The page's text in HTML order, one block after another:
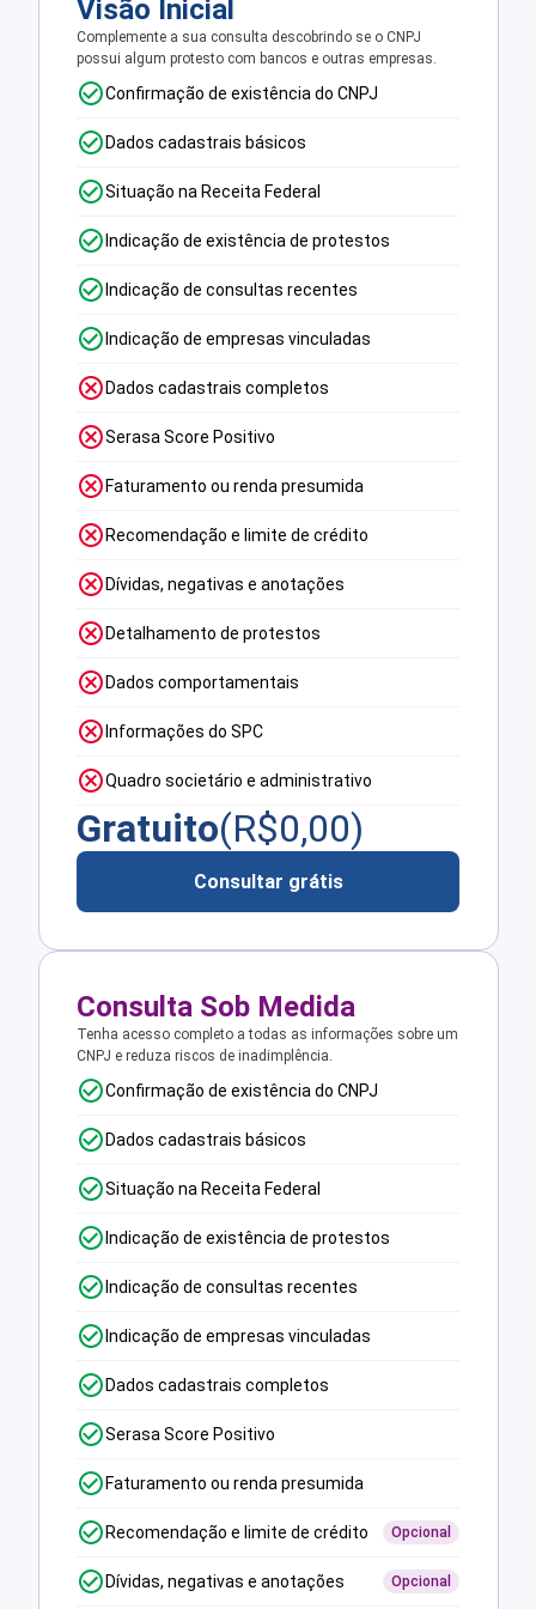
Visão Inicial
Complemente a sua consulta descobrindo se o CNPJ
possui algum protesto com bancos e outras empresas.
Confirmação de existência do CNPJ
Dados cadastrais básicos
Situação na Receita Federal
Indicação de existência de protestos
Indicação de consultas recentes
Indicação de empresas vinculadas
Dados cadastrais completos
Serasa Score Positivo
Faturamento ou renda presumida
Recomendação e limite de crédito
Dívidas, negativas e anotações
Detalhamento de protestos
Dados comportamentais
Informações do SPC
Quadro societário e administrativo
Gratuito(R$0,00)
Consultar grátis
Consulta Sob Medida
Tenha acesso completo a todas as informações sobre um
CNPJ e reduza riscos de inadimplência.
Confirmação de existência do CNPJ
Dados cadastrais básicos
Situação na Receita Federal
Indicação de existência de protestos
Indicação de consultas recentes
Indicação de empresas vinculadas
Dados cadastrais completos
Serasa Score Positivo
Faturamento ou renda presumida
Recomendação e limite de crédito Opcional
Dívidas, negativas e anotações Opcional